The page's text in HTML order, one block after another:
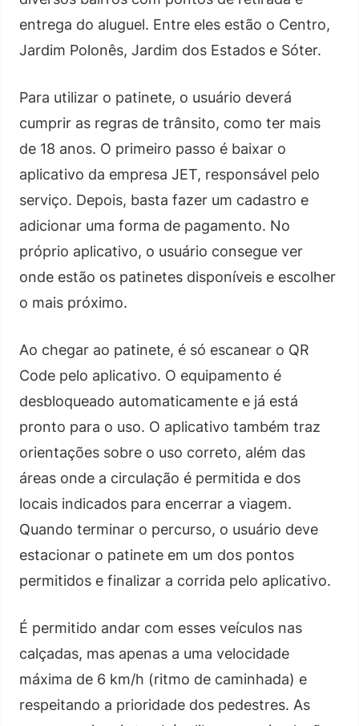
entrega do aluguel. Entre eles estão o Centro,
Jardim Polonês, Jardim dos Estados e Sóter.
Para utilizar o patinete, o usuário deverá
cumprir as regras de trânsito, como ter mais
de 18 anos. O primeiro passo é baixar o
aplicativo da empresa JET, responsável pelo
serviço. Depois, basta fazer um cadastro e
adicionar uma forma de pagamento. No
próprio aplicativo, o usuário consegue ver
onde estão os patinetes disponíveis e escolher
o mais próximo.
Ao chegar ao patinete, é só escanear o QR
Code pelo aplicativo. O equipamento é
desbloqueado automaticamente e já está
pronto para o uso. O aplicativo também traz
orientações sobre o uso correto, além das
áreas onde a circulação é permitida e dos
locais indicados para encerrar a viagem.
Quando terminar o percurso, o usuário deve
estacionar o patinete em um dos pontos
permitidos e finalizar a corrida pelo aplicativo.
É permitido andar com esses veículos nas
calçadas, mas apenas a uma velocidade
máxima de 6 km/h (ritmo de caminhada) e
respeitando a prioridade dos pedestres. As